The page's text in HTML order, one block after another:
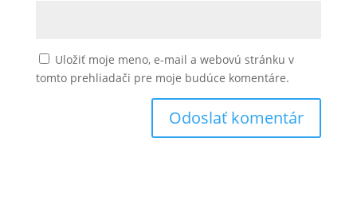
Uložiť moje meno, e-mail a webovú stránku v
tomto prehliadači pre moje budúce komentáre.